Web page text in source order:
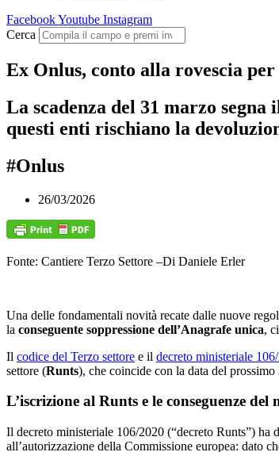
FacebookYoutube Instagram
Cerca
Ex Onlus, conto alla rovescia
La scadenza del 31 marzo
questi enti rischiano la
#Onlus
26/03/2026
Fonte: Cantiere Terzo Settore –Di Daniele Erler
Una delle fondamentali novità recate dalle nuove
la conseguente soppressione dell’Anagrafe unica,
Il codice del Terzo settore e il decreto ministeriale
settore (Runts), che coincide con la data del prossimo
L’iscrizione al Runts e le conseguenze
Il decreto ministeriale 106/2020 (“decreto Runts”) ha
all’autorizzazione della Commissione europea: dato